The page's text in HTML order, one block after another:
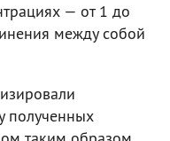
— от 1 до
между собой
полученных